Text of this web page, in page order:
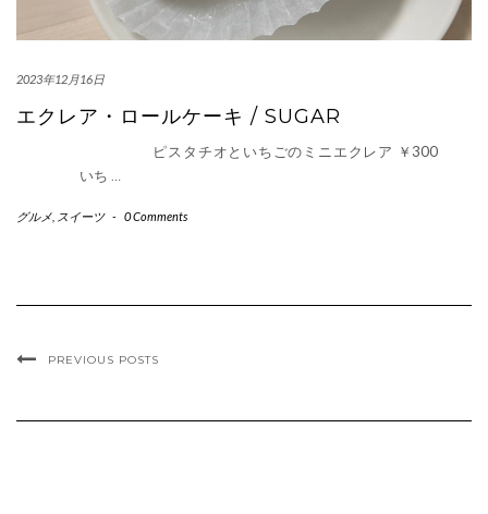
2023年12月16日
エクレア・ロールケーキ / SUGAR
ピスタチオといちごのミニエクレア ￥300
いち …
グルメ スイーツ - 0 Comments
PREVIOUS POSTS